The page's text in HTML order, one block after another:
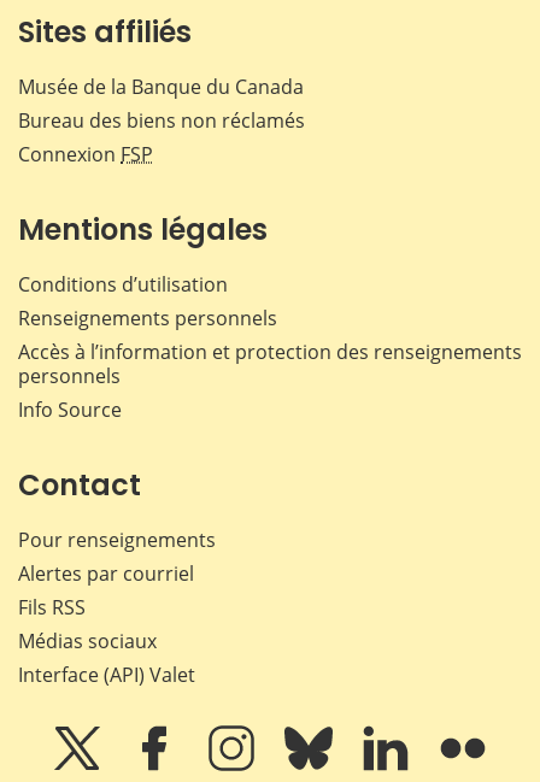
Sites affiliés
Musée de la Banque du Canada
Bureau des biens non réclamés
Connexion FSP
Mentions légales
Conditions d’utilisation
Renseignements personnels
Accès à l’information et protection des renseignements
personnels
Info Source
Contact
Pour renseignements
Alertes par courriel
Fils RSS
Médias sociaux
Interface (API) Valet